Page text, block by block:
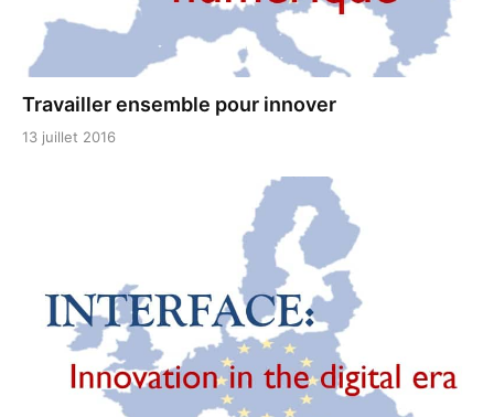
Travailler ensemble pour innover
13 juillet 2016